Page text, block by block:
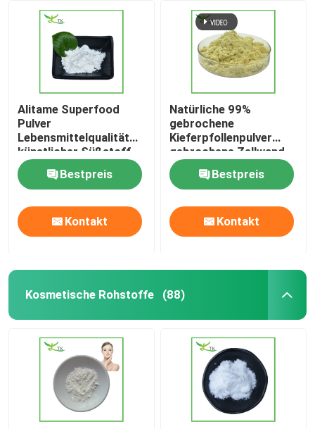
Alitame Superfood
Pulver
Lebensmittelqualität
künstlicher Süßstoff
Alitame
Bestpreis
Kontakt
Natürliche 99%
gebrochene
Kieferpfollenpulver
gebrochene Zellwand
Bestpreis
Kontakt
Kosmetische Rohstoffe (88)